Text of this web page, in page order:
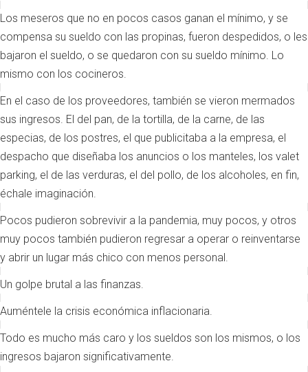
Los meseros que no en pocos casos ganan el mínimo, y se
compensa su sueldo con las propinas, fueron despedidos, o les
bajaron el sueldo, o se quedaron con su sueldo mínimo. Lo
mismo con los cocineros.
En el caso de los proveedores, también se vieron mermados
sus ingresos. El del pan, de la tortilla, de la carne, de las
especias, de los postres, el que publicitaba a la empresa, el
despacho que diseñaba los anuncios o los manteles, los valet
parking, el de las verduras, el del pollo, de los alcoholes, en fin,
échale imaginación.
Pocos pudieron sobrevivir a la pandemia, muy pocos, y otros
muy pocos también pudieron regresar a operar o reinventarse
y abrir un lugar más chico con menos personal.
Un golpe brutal a las finanzas.
Auméntele la crisis económica inflacionaria.
Todo es mucho más caro y los sueldos son los mismos, o los
ingresos bajaron significativamente.